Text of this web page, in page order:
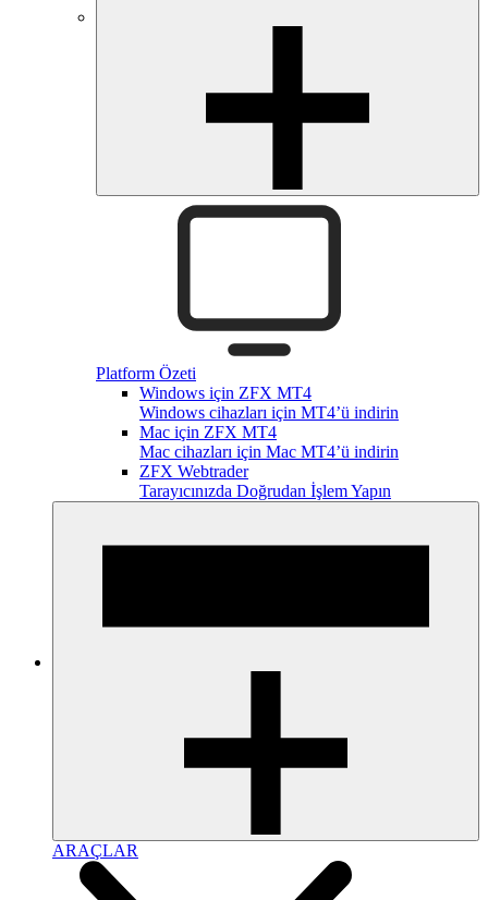
Platform Özeti
Windows için ZFX MT4
Windows cihazları için MT4’ü indirin
Mac için ZFX MT4
Mac cihazları için Mac MT4’ü indirin
ZFX Webtrader
Tarayıcınızda Doğrudan İşlem Yapın
ARAÇLAR